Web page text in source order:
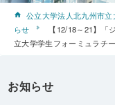
公立大学法人北九州市立
らせ
【12/18～21】「
立大学学生フォーミュラチ
お知らせ